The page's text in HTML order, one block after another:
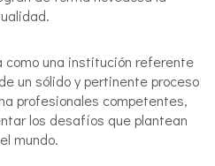
como una institución referente
un sólido y pertinente proceso
profesionales competentes,
los desafíos que plantean
mundo.